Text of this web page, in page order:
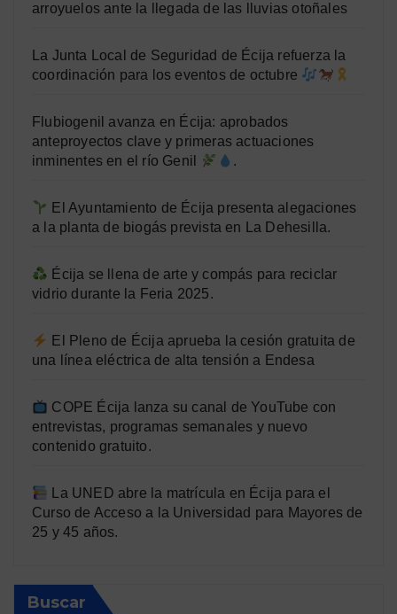
arroyuelos ante la llegada de las lluvias otoñales
La Junta Local de Seguridad de Écija refuerza la
coordinación para los eventos de octubre
Flubiogenil avanza en Écija: aprobados
anteproyectos clave y primeras actuaciones
inminentes en el río Genil
.
El Ayuntamiento de Écija presenta alegaciones
a la planta de biogás prevista en La Dehesilla.
Écija se llena de arte y compás para reciclar
vidrio durante la Feria 2025.
El Pleno de Écija aprueba la cesión gratuita de
una línea eléctrica de alta tensión a Endesa
COPE Écija lanza su canal de YouTube con
entrevistas, programas semanales y nuevo
contenido gratuito.
La UNED abre la matrícula en Écija para el
Curso de Acceso a la Universidad para Mayores de
25 y 45 años.
Buscar